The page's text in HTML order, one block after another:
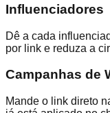
Influenciadores
Dê a cada
por link e reduza a
Campanhas de
Mande o link direto